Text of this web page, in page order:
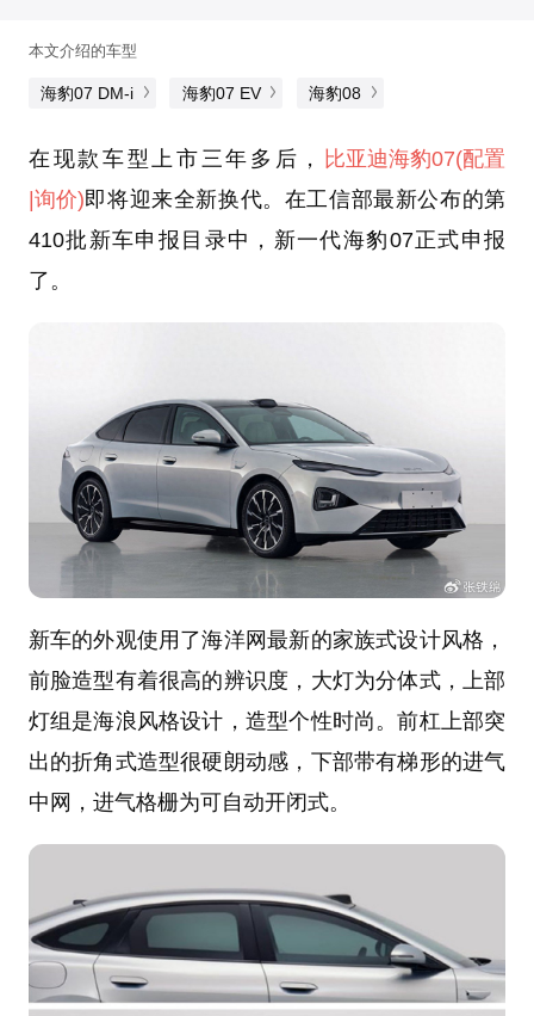
本文介绍的车型
海豹07 DM-i 海豹07 EV 海豹08
在现款车型上市三年多后， 比亚迪海豹07(配置
|询价)即将迎来全新换代。在工信部最新公布的第
410批新车申报目录中，新一代海豹07正式申报
了。
新车的外观使用了海洋网最新的家族式设计风格，
前脸造型有着很高的辨识度，大灯为分体式，上部
灯组是海浪风格设计，造型个性时尚。前杠上部突
出的折角式造型很硬朗动感，下部带有梯形的进气
中网，进气格栅为可自动开闭式。